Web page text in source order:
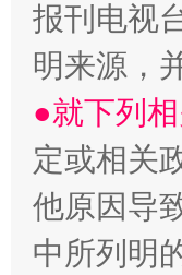
报刊电视
明来源，
●就下列
定或相关
他原因导
中所列明